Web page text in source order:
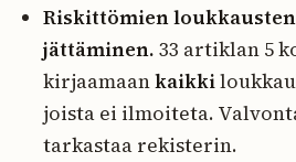
Riskittömien
jättäminen. 33 artiklan 5
kirjaamaankaikki
joista ei ilmoiteta.
tarkastaa rekisterin.